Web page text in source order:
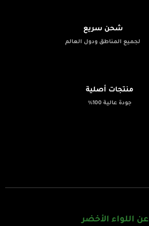
شحن سريع
لجميع المناطق ودول العالم
منتجات أصلية
جودة عالية 100%
عن اللواء الأخضر